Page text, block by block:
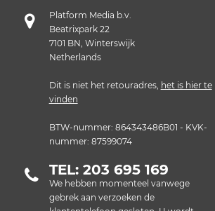
Platform Media b.v.
Beatrixpark 22
7101 BN, Winterswijk
Netherlands
Dit is niet het retouradres, het is hier te
vinden
BTW-nummer: 864343486B01 - KVK-
nummer: 87599074
TEL: 203 695 169
We hebben momenteel vanwege
gebrek aan verzoeken de